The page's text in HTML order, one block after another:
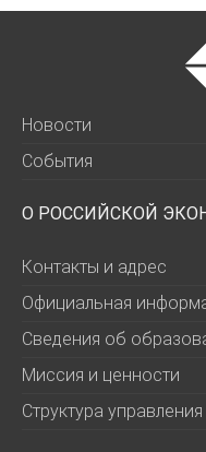
Новости
События
О РОССИЙСКОЙ
Контакты и адрес
Официальная
Сведения об
Миссия и ценности
Структура управления